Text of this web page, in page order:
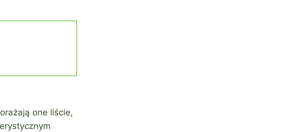
one liście,